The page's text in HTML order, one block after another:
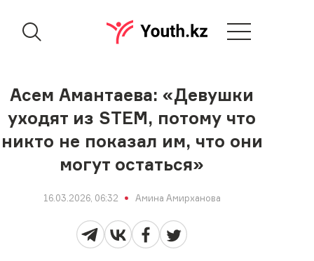
Асем Амантаева: «Девушки
уходят из STEM, потому что
никто не показал им, что они
могут остаться»
16.03.2026, 06:32 Амина Амирханова